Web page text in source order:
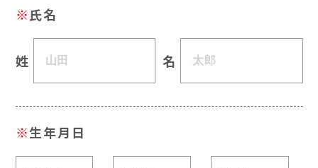
※氏名
姓 名
※生年月日